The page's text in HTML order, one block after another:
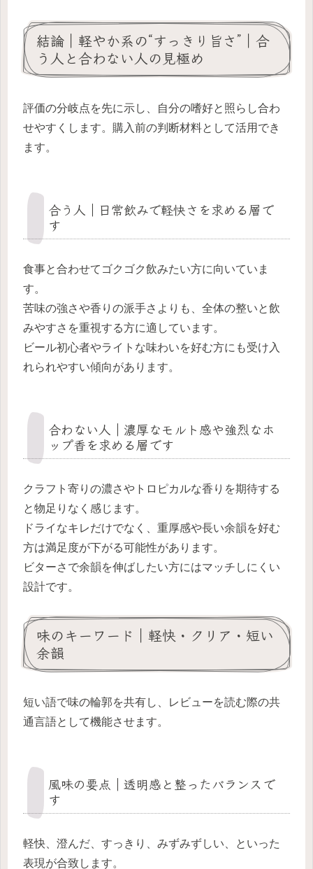
結論｜軽やか系の“すっきり旨さ”｜合
う人と合わない人の見極め
評価の分岐点を先に示し、自分の嗜好と照らし合わ
せやすくします。購入前の判断材料として活用でき
ます。
合う人｜日常飲みで軽快さを求める層で
す
食事と合わせてゴクゴク飲みたい方に向いていま
す。
苦味の強さや香りの派手さよりも、全体の整いと飲
みやすさを重視する方に適しています。
ビール初心者やライトな味わいを好む方にも受け入
れられやすい傾向があります。
合わない人｜濃厚なモルト感や強烈なホ
ップ香を求める層です
クラフト寄りの濃さやトロピカルな香りを期待する
と物足りなく感じます。
ドライなキレだけでなく、重厚感や長い余韻を好む
方は満足度が下がる可能性があります。
ビターさで余韻を伸ばしたい方にはマッチしにくい
設計です。
味のキーワード｜軽快・クリア・短い
余韻
短い語で味の輪郭を共有し、レビューを読む際の共
通言語として機能させます。
風味の要点｜透明感と整ったバランスで
す
軽快、澄んだ、すっきり、みずみずしい、といった
表現が合致します。